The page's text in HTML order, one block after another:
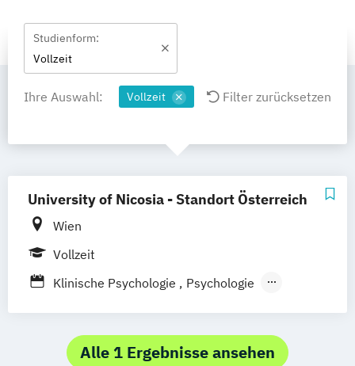
Studienform:
Vollzeit
Ihre Auswahl: Vollzeit Filter zurücksetzen
University of Nicosia - Standort Österreich
Wien
Vollzeit
Klinische Psychologie
Psychologie
Alle 1 Ergebnisse ansehen